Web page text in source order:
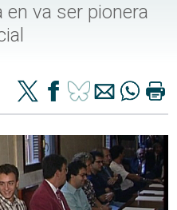
en va ser pionera